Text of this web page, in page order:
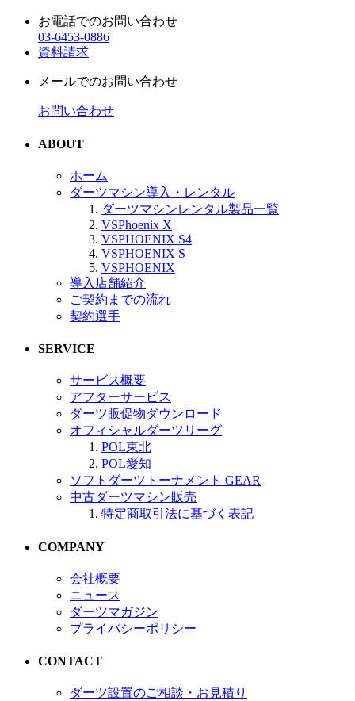
お電話でのお問い合わせ
03-6453-0886
資料請求
メールでのお問い合わせ
お問い合わせ
ABOUT
ホーム
ダーツマシン導入・レンタル
ダーツマシンレンタル製品一覧
VSPhoenix X
VSPHOENIX S4
VSPHOENIX S
VSPHOENIX
導入店舗紹介
ご契約までの流れ
契約選手
SERVICE
サービス概要
アフターサービス
ダーツ販促物ダウンロード
オフィシャルダーツリーグ
POL東北
POL愛知
ソフトダーツトーナメント GEAR
中古ダーツマシン販売
特定商取引法に基づく表記
COMPANY
会社概要
ニュース
ダーツマガジン
プライバシーポリシー
CONTACT
ダーツ設置のご相談・お見積り